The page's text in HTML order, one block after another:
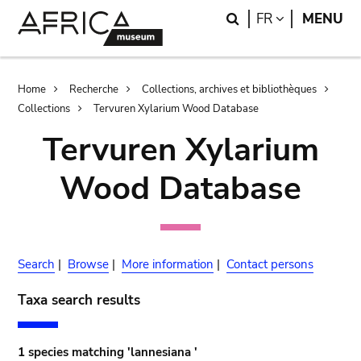
Search
FR LANGUAGE
MENU
Breadcrumb
Home Recherche
Collections, archives et bibliothèques
Collections
Tervuren Xylarium Wood Database
Tervuren Xylarium
Wood Database
Search | Browse | More information | Contact persons
Taxa search results
1 species matching 'lannesiana '